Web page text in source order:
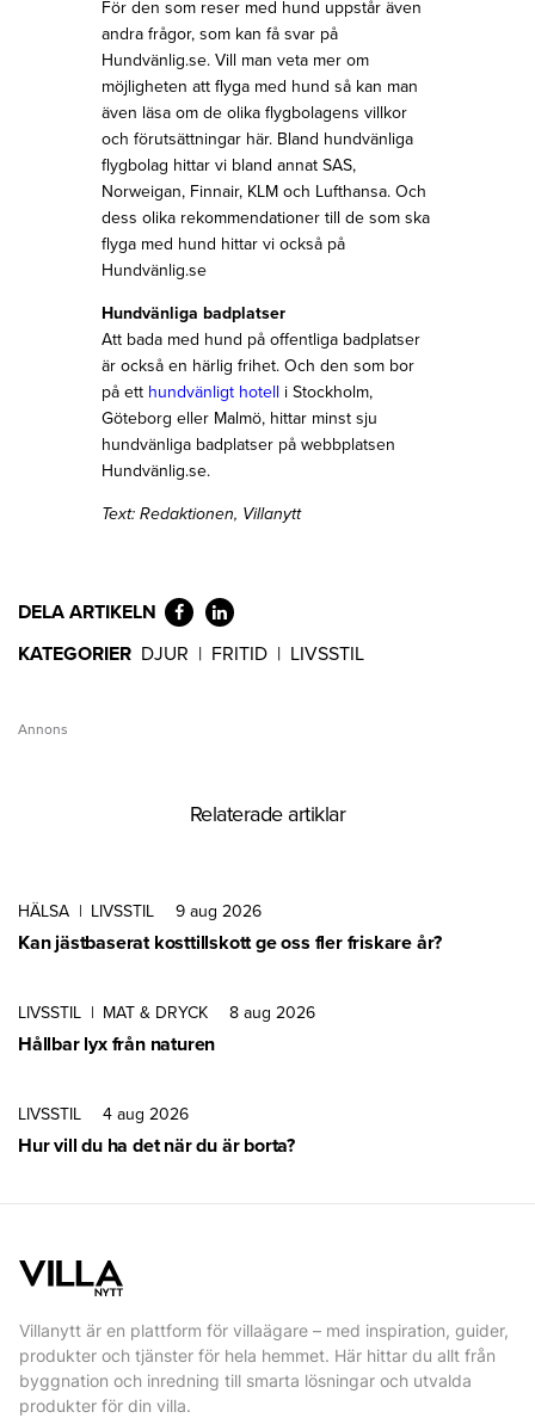
För den som reser med hund uppstår även
andra frågor, som kan få svar på
Hundvänlig.se. Vill man veta mer om
möjligheten att flyga med hund så kan man
även läsa om de olika flygbolagens villkor
och förutsättningar här. Bland hundvänliga
flygbolag hittar vi bland annat SAS,
Norweigan, Finnair, KLM och Lufthansa. Och
dess olika rekommendationer till de som ska
flyga med hund hittar vi också på
Hundvänlig.se
Hundvänliga badplatser
Att bada med hund på offentliga badplatser
är också en härlig frihet. Och den som bor
på ett hundvänligt hotell i Stockholm,
Göteborg eller Malmö, hittar minst sju
hundvänliga badplatser på webbplatsen
Hundvänlig.se.
Text: Redaktionen, Villanytt
DELA ARTIKELN
KATEGORIER DJUR | FRITID | LIVSSTIL
Annons
Relaterade artiklar
HÄLSA | LIVSSTIL 9 aug 2026
Kan jästbaserat kosttillskott ge oss fler friskare år?
LIVSSTIL | MAT & DRYCK 8 aug 2026
Hållbar lyx från naturen
LIVSSTIL 4 aug 2026
Hur vill du ha det när du är borta?
Villanytt är en plattform för villaägare – med inspiration, guider,
produkter och tjänster för hela hemmet. Här hittar du allt från
byggnation och inredning till smarta lösningar och utvalda
produkter för din villa.